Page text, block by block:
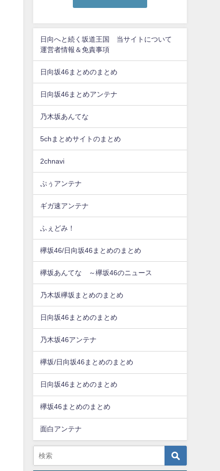
日向へと続く坂道王国 当サイトについて
運営者情報＆免責事項
日向坂46まとめのまとめ
日向坂46まとめアンテナ
乃木坂あんてな
5chまとめサイトのまとめ
2chnavi
ぷぅアンテナ
ギガ速アンテナ
ふぇどみ！
欅坂46/日向坂46まとめのまとめ
欅坂あんてな ～欅坂46のニュース
乃木坂欅坂まとめのまとめ
日向坂46まとめのまとめ
乃木坂46アンテナ
欅坂/日向坂46まとめのまとめ
日向坂46まとめのまとめ
欅坂46まとめのまとめ
面白アンテナ